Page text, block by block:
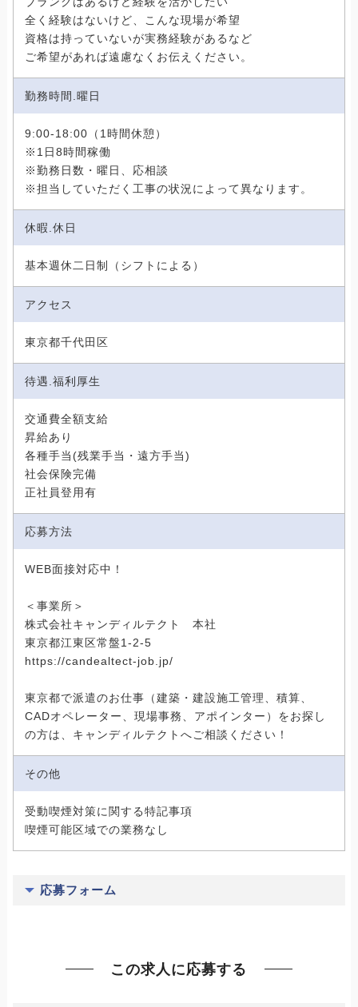
全く経験はないけど、こんな現場が希望
資格は持っていないが実務経験があるなど
ご希望があれば遠慮なくお伝えください。
勤務時間.曜日
9:00-18:00（1時間休憩）
※1日8時間稼働
※勤務日数・曜日、応相談
※担当していただく工事の状況によって異なります。
休暇.休日
基本週休二日制（シフトによる）
アクセス
東京都千代田区
待遇.福利厚生
交通費全額支給
昇給あり
各種手当(残業手当・遠方手当)
社会保険完備
正社員登用有
応募方法
WEB面接対応中！
＜事業所＞
株式会社キャンディルテクト 本社
東京都江東区常盤1-2-5
https://candealtect-job.jp/
東京都で派遣のお仕事（建築・建設施工管理、積算、
CADオペレーター、現場事務、アポインター）をお探し
の方は、キャンディルテクトへご相談ください！
その他
受動喫煙対策に関する特記事項
喫煙可能区域での業務なし
応募フォーム
この求人に応募する